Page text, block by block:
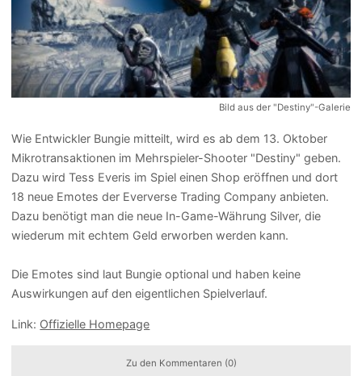
Bild aus der "Destiny"-Galerie
Wie Entwickler Bungie mitteilt, wird es ab dem 13. Oktober
Mikrotransaktionen im Mehrspieler-Shooter "Destiny" geben.
Dazu wird Tess Everis im Spiel einen Shop eröffnen und dort
18 neue Emotes der Eververse Trading Company anbieten.
Dazu benötigt man die neue In-Game-Währung Silver, die
wiederum mit echtem Geld erworben werden kann.
Die Emotes sind laut Bungie optional und haben keine
Auswirkungen auf den eigentlichen Spielverlauf.
Link: Offizielle Homepage
Zu den Kommentaren (0)